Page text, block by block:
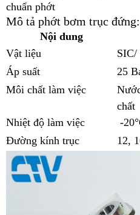
chuẩn phớt
Mô tả phớt bơm trục đứng:
Nội dung
Vật liệu
Áp suất
25
Môi chất làm việc
chất
Nhiệt độ làm việc
-
Đường kính trục
12,